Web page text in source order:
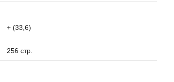
+ (33,6)
256 стр.